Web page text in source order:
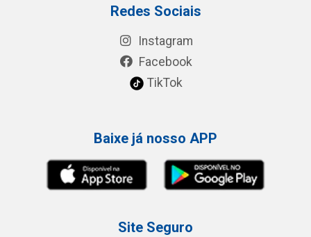
Redes Sociais
Instagram
Facebook
TikTok
Baixe já nosso APP
Site Seguro